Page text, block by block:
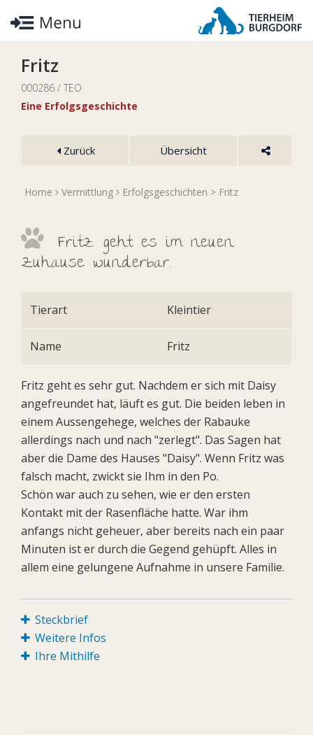
Fritz
000286 / TEO
Eine Erfolgsgeschichte
Zurück Übersicht
Home Vermittlung Erfolgsgeschichten > Fritz
Fritz geht es im neuen
Zuhause wunderbar.
Tierart Kleintier
Name Fritz
Fritz geht es sehr gut. Nachdem er sich mit Daisy
angefreundet hat, läuft es gut. Die beiden leben in
einem Aussengehege, welches der Rabauke
allerdings nach und nach "zerlegt". Das Sagen hat
aber die Dame des Hauses "Daisy". Wenn Fritz was
falsch macht, zwickt sie Ihm in den Po.
Schön war auch zu sehen, wie er den ersten
Kontakt mit der Rasenfläche hatte. War ihm
anfangs nicht geheuer, aber bereits nach ein paar
Minuten ist er durch die Gegend gehüpft. Alles in
allem eine gelungene Aufnahme in unsere Familie.
Steckbrief
Weitere Infos
Ihre Mithilfe